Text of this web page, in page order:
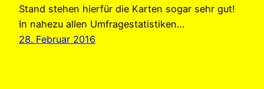
Stand stehen hierfür die Karten sogar sehr gut!
In nahezu allen Umfragestatistiken…
28. Februar 2016